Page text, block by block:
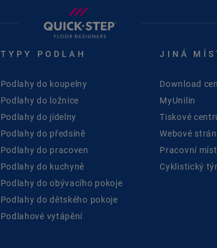
TYPY PODLAH
Podlahy do koupelny
Podlahy do ložnice
Podlahy do jídelny
Podlahy do předsíně
Podlahy do pracoven
Podlahy do kuchyně
Podlahy do obývacího pokoje
Podlahy do dětského pokoje
Podlahové vytápění
JINÁ
Download
MyUnilin
Tiskové
Webové
Pracovní
Cyklistický